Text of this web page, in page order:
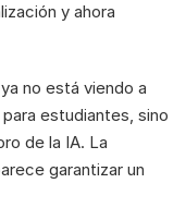
y ahora
no está viendo a
estudiantes, sino
de la IA. La
garantizar un